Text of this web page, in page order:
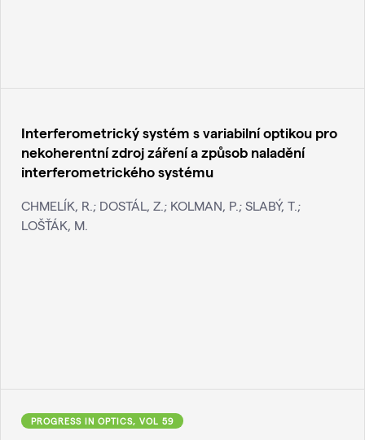
Interferometrický systém s variabilní optikou pro
nekoherentní zdroj záření a způsob naladění
interferometrického systému
CHMELÍK, R.; DOSTÁL, Z.; KOLMAN, P.; SLABÝ, T.;
LOŠŤÁK, M.
PROGRESS IN OPTICS, VOL 59